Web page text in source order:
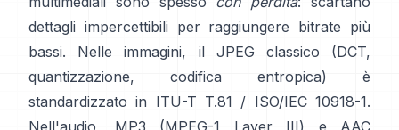
dettagli impercettibili per raggiungere bitrate più
bassi. Nelle immagini, il JPEG classico (DCT,
quantizzazione, codifica entropica) è
standardizzato in ITU-T T.81 / ISO/IEC 10918-1.
Nell'audio, MP3 (MPEG-1 Layer III) e AAC